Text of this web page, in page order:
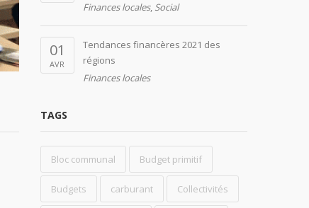
Finances locales, Social
01
AVR
Tendances financères 2021 des
régions
Finances locales
TAGS
Bloc communal Budget primitif
Budgets carburant Collectivités